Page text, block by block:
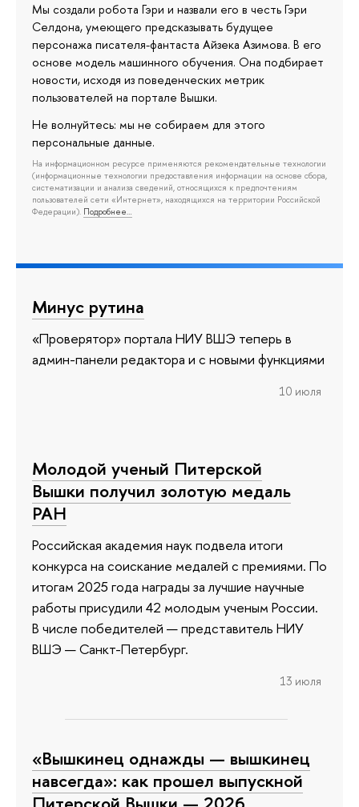
Мы создали робота Гэри и назвали его в честь Гэри
Селдона, умеющего предсказывать будущее
персонажа писателя-фантаста Айзека Азимова. В его
основе модель машинного обучения. Она подбирает
новости, исходя из поведенческих метрик
пользователей на портале Вышки.
Не волнуйтесь: мы не собираем для этого
персональные данные.
На информационном ресурсе применяются рекомендательные технологии
(информационные технологии предоставления информации на основе сбора,
систематизации и анализа сведений, относящихся к предпочтениям
пользователей сети «Интернет», находящихся на территории Российской
Федерации). Подробнее…
Минус рутина
«Проверятор» портала НИУ ВШЭ теперь в
админ-панели редактора и с новыми функциями
10 июля
Молодой ученый Питерской
Вышки получил золотую медаль
РАН
Российская академия наук подвела итоги
конкурса на соискание медалей с премиями. По
итогам 2025 года награды за лучшие научные
работы присудили 42 молодым ученым России.
В числе победителей — представитель НИУ
ВШЭ — Санкт-Петербург.
13 июля
«Вышкинец однажды — вышкинец
навсегда»: как прошел выпускной